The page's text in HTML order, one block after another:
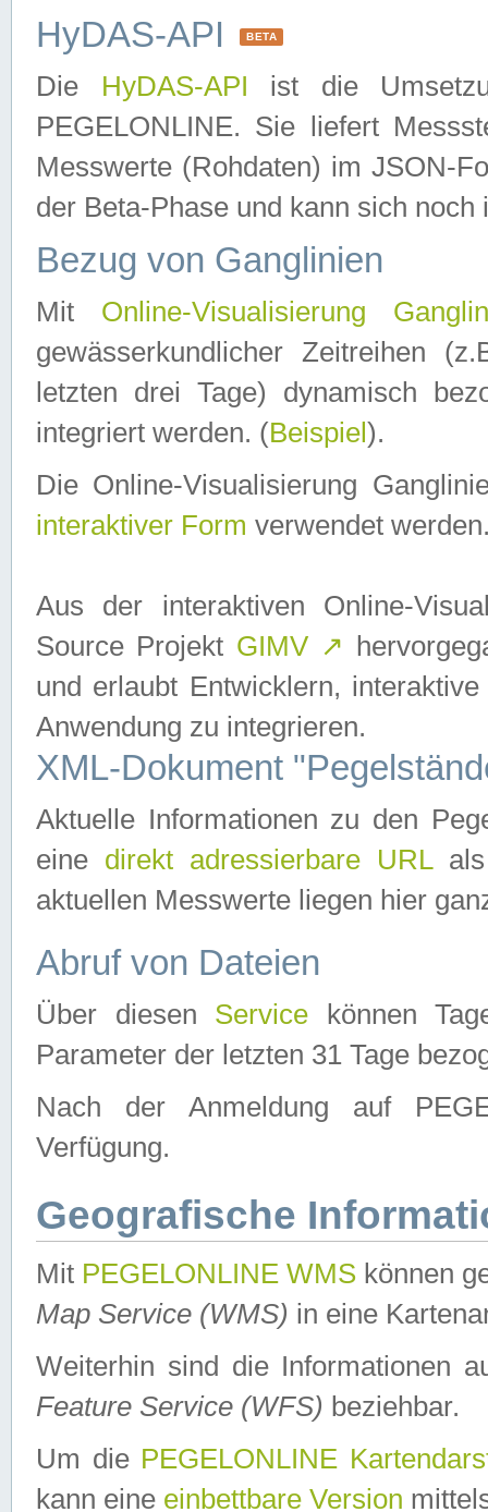
HyDAS-API BETA
Die HyDAS-API ist die
PEGELONLINE. Sie liefert
Messwerte (Rohdaten) im JSON-
der Beta-Phase und kann sich noch
Bezug von Ganglinien
Mit Online-Visualisierung
gewässerkundlicher Zeitreihen
letzten drei Tage) dynamisch
integriert werden. (Beispiel ).
Die Online-Visualisierung
interaktiver Form verwendet
Aus der interaktiven Online-
Source Projekt GIMV ↗
und erlaubt Entwicklern,
Anwendung zu integrieren.
XML-Dokument
Aktuelle Informationen zu den
eine direkt adressierbare URLals
aktuellen Messwerte liegen hier
Abruf von Dateien
Über diesen Service können
Parameter der letzten 31 Tage
Nach der Anmeldung auf
Verfügung.
Geografische
Mit PEGELONLINE WMS können
Map Service (WMS) in eine
Weiterhin sind die Informationen
Feature Service (WFS) beziehbar.
Um die PEGELONLINE
kann eine einbettbare Version